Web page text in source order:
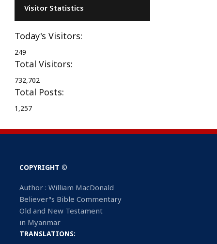
Visitor Statistics
Today's Visitors:
249
Total Visitors:
732,702
Total Posts:
1,257
COPYRIGHT ©
Author : William MacDonald
Believer’s Bible Commentary
Old and New Testament
in Myanmar
TRANSLATIONS: